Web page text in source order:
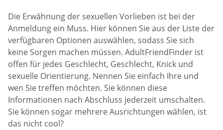
Die Erwähnung der sexuellen Vorlieben ist bei der
Anmeldung ein Muss. Hier können Sie aus der Liste der
verfügbaren Optionen auswählen, sodass Sie sich
keine Sorgen machen müssen. AdultFriendFinder ist
offen für jedes Geschlecht, Geschlecht, Knick und
sexuelle Orientierung. Nennen Sie einfach Ihre und
wen Sie treffen möchten. Sie können diese
Informationen nach Abschluss jederzeit umschalten.
Sie können sogar mehrere Ausrichtungen wählen, ist
das nicht cool?